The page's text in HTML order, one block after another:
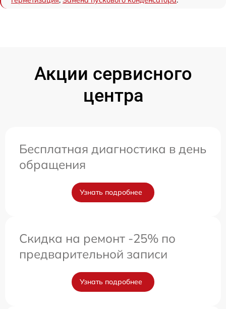
Акции сервисного
центра
Бесплатная диагностика в день
обращения
Узнать подробнее
Скидка на ремонт -25% по
предварительной записи
Узнать подробнее